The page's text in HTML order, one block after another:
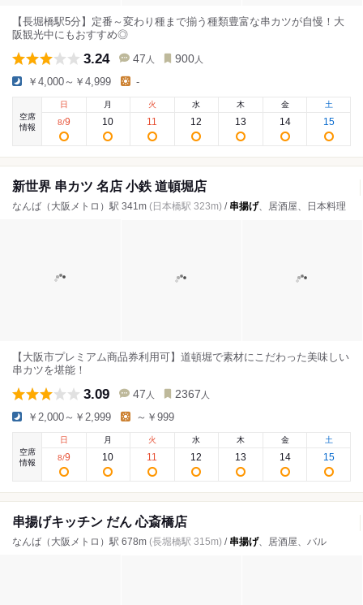
【長堀橋駅5分】定番～変わり種まで揃う種類豊富な串カツが自慢！大
阪観光中にもおすすめ◎
3.24 47 人 900 人
￥4,000～￥4,999 -
空席
情報
日
8/9
月
10
火
11
水
12
木
13
金
14
土
15
新世界 串カツ 名店 小鉄 道頓堀店
なんば（大阪メトロ）駅 341m (日本橋駅 323m) / 串揚げ、居酒屋、日本料理
【大阪市プレミアム商品券利用可】道頓堀で素材にこだわった美味しい
串カツを堪能！
3.09 47 人 2367 人
￥2,000～￥2,999 ～￥999
空席
情報
日
8/9
月
10
火
11
水
12
木
13
金
14
土
15
串揚げキッチン だん 心斎橋店
なんば（大阪メトロ）駅 678m (長堀橋駅 315m) / 串揚げ、居酒屋、バル